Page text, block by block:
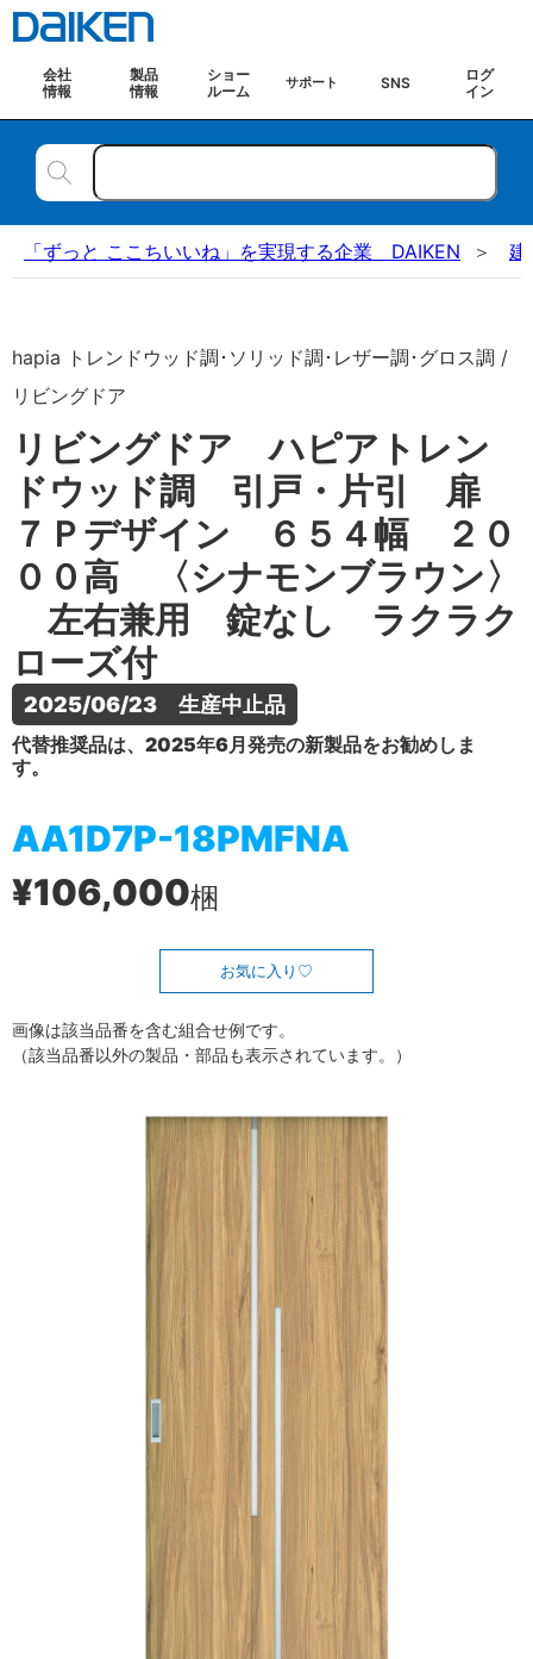
会社
情報
製品
情報
ショー
ルーム
サポート SNS
ログ
イン
「ずっと ここちいいね」を実現する企業 DAIKEN 建
hapia トレンドウッド調･ソリッド調･レザー調･グロス調 /
リビングドア
リビングドア ハピアトレン
ドウッド調 引戸・片引 扉
７Ｐデザイン ６５４幅 ２０
００高 〈シナモンブラウン〉
左右兼用 錠なし ラクラク
ローズ付
2025/06/23　生産中止品
代替推奨品は、2025年6月発売の新製品をお勧めしま
す。
AA1D7P-18PMFNA
¥106,000梱
お気に入り
画像は該当品番を含む組合せ例です。
（該当品番以外の製品・部品も表示されています。）